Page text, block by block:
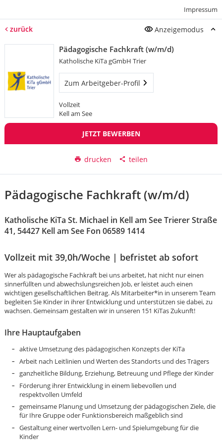
Impressum
zurück Anzeigemodus
Pädagogische Fachkraft (w/m/d)
Katholische KiTa gGmbH Trier
Zum Arbeitgeber-Profil
Vollzeit
Kell am See
JETZT BEWERBEN
drucken teilen
Pädagogische Fachkraft (w/m/d)
Katholische KiTa St. Michael in Kell am See Trierer Straße
41, 54427 Kell am See Fon 06589 1414
Vollzeit mit 39,0h/Woche | befristet ab sofort
Wer als pädagogische Fachkraft bei uns arbeitet, hat nicht nur einen
sinnerfüllten und abwechslungsreichen Job, er leistet auch einen
wichtigen gesellschaftlichen Beitrag. Als Mitarbeiter*in in unserem Team
begleiten Sie Kinder in ihrer Entwicklung und unterstützen sie dabei, zu
wachsen. Gemeinsam gestalten wir in unseren 151 KiTas Zukunft!
Ihre Hauptaufgaben
aktive Umsetzung des pädagogischen Konzepts der KiTa
Arbeit nach Leitlinien und Werten des Standorts und des Trägers
ganzheitliche Bildung, Erziehung, Betreuung und Pflege der Kinder
Förderung ihrer Entwicklung in einem liebevollen und
respektvollen Umfeld
gemeinsame Planung und Umsetzung der pädagogischen Ziele, die
für Ihre Gruppe oder Funktionsbereich maßgeblich sind
Gestaltung einer wertvollen Lern- und Spielumgebung für die
Kinder
Karte anzeigen